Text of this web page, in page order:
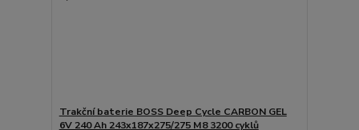
Trakční baterie BOSS Deep Cycle CARBON GEL
6V 240 Ah 243x187x275/275 M8 3200 cyklů